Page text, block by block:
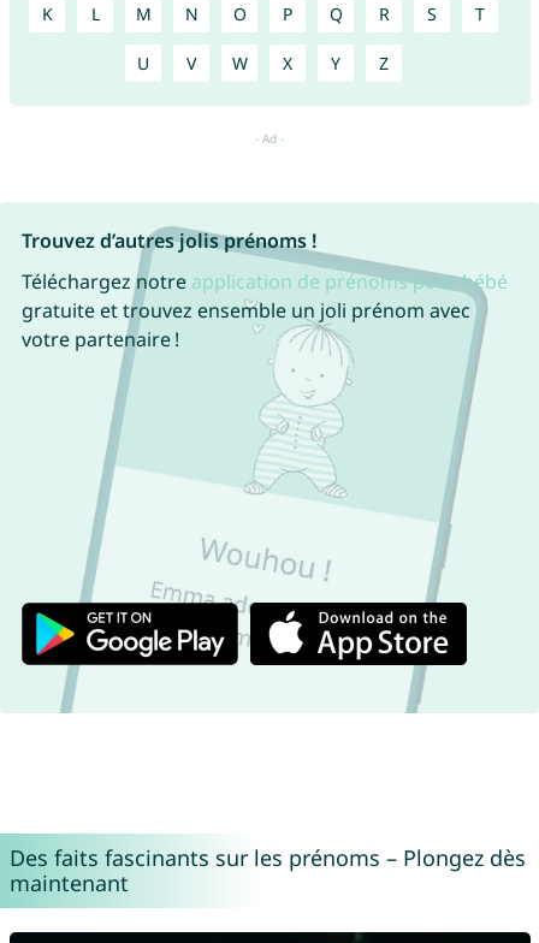
K L M N O P Q R S T
U V W X Y Z
Trouvez d’autres jolis prénoms !
Téléchargez notre application de prénoms pour bébé
gratuite et trouvez ensemble un joli prénom avec
votre partenaire !
Des faits fascinants sur les prénoms – Plongez dès
maintenant